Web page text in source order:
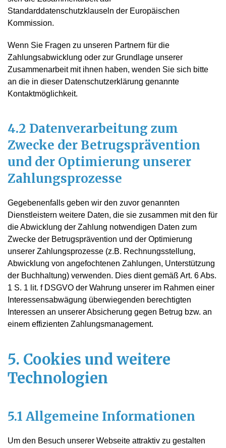
Standarddatenschutzklauseln der Europäischen
Kommission.
Wenn Sie Fragen zu unseren Partnern für die
Zahlungsabwicklung oder zur Grundlage unserer
Zusammenarbeit mit ihnen haben, wenden Sie sich bitte
an die in dieser Datenschutzerklärung genannte
Kontaktmöglichkeit.
4.2 Datenverarbeitung zum
Zwecke der Betrugsprävention
und der Optimierung unserer
Zahlungsprozesse
Gegebenenfalls geben wir den zuvor genannten
Dienstleistern weitere Daten, die sie zusammen mit den für
die Abwicklung der Zahlung notwendigen Daten zum
Zwecke der Betrugsprävention und der Optimierung
unserer Zahlungsprozesse (z.B. Rechnungsstellung,
Abwicklung von angefochtenen Zahlungen, Unterstützung
der Buchhaltung) verwenden. Dies dient gemäß Art. 6 Abs.
1 S. 1 lit. f DSGVO der Wahrung unserer im Rahmen einer
Interessensabwägung überwiegenden berechtigten
Interessen an unserer Absicherung gegen Betrug bzw. an
einem effizienten Zahlungsmanagement.
5. Cookies und weitere
Technologien
5.1 Allgemeine Informationen
Um den Besuch unserer Webseite attraktiv zu gestalten